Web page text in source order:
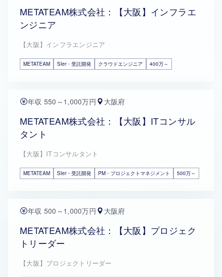
METATEAM株式会社：【大阪】インフラエ
ンジニア
【大阪】インフラエンジニア
METATEAM SIer・受託開発 クラウドエンジニア 400万～
年収 550～1,000万円 大阪府
METATEAM株式会社：【大阪】ITコンサル
タント
【大阪】ITコンサルタント
METATEAM SIer・受託開発 PM・プロジェクトマネジメント 500万～
年収 500～1,000万円 大阪府
METATEAM株式会社：【大阪】プロジェク
トリーダー
【大阪】プロジェクトリーダー